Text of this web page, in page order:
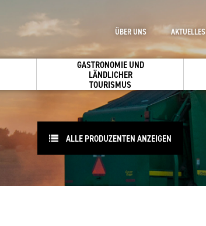
GASTRONOMIE UND
LÄNDLICHER
TOURISMUS
ÜBER UNS AKTUELLES
ALLE PRODUZENTEN ANZEIGEN